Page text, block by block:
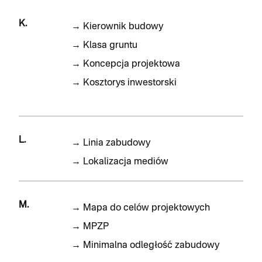
K. → Kierownik budowy
→ Klasa gruntu
→ Koncepcja projektowa
→ Kosztorys inwestorski
L. → Linia zabudowy
→ Lokalizacja mediów
M. → Mapa do celów projektowych
→ MPZP
→ Minimalna odległość zabudowy